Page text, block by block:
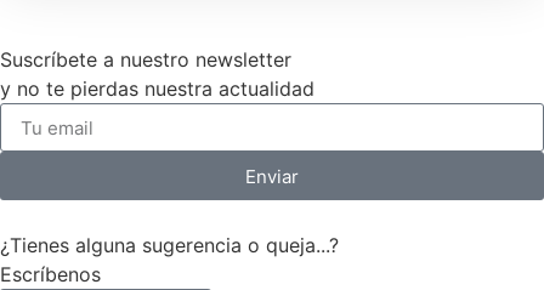
Suscríbete a nuestro newsletter
y no te pierdas nuestra actualidad
Enviar
¿Tienes alguna sugerencia o queja...?
Escríbenos